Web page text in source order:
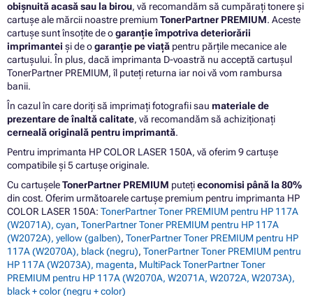
obișnuită acasă sau la birou, vă recomandăm să cumpărați tonere și
cartușe ale mărcii noastre premiumTonerPartner PREMIUM. Aceste
cartușe sunt însoțite de ogaranție împotriva deteriorării
imprimantei și de ogaranție pe viață pentru părțile mecanice ale
cartușului. În plus, dacă imprimanta D-voastră nu acceptă cartușul
TonerPartner PREMIUM, îl puteți returna iar noi vă vom rambursa
banii.
În cazul în care doriți să imprimați fotografii sau materiale de
prezentare de înaltă calitate, vă recomandăm să achiziționați
cerneală originală pentru imprimantă.
Pentru imprimanta HP COLOR LASER 150A, vă oferim 9 cartușe
compatibile și 5 cartușe originale.
Cu cartușeleTonerPartner PREMIUM putețieconomisi până la 80%
din cost. Oferim următoarele cartușe premium pentru imprimanta HP
COLOR LASER 150A: TonerPartner Toner PREMIUM pentru HP 117A
(W2071A), cyan, TonerPartner Toner PREMIUM pentru HP 117A
(W2072A), yellow (galben), TonerPartner Toner PREMIUM pentru HP
117A (W2070A), black (negru), TonerPartner Toner PREMIUM pentru
HP 117A (W2073A), magenta, MultiPack TonerPartner Toner
PREMIUM pentru HP 117A (W2070A, W2071A, W2072A, W2073A),
black + color (negru + color)